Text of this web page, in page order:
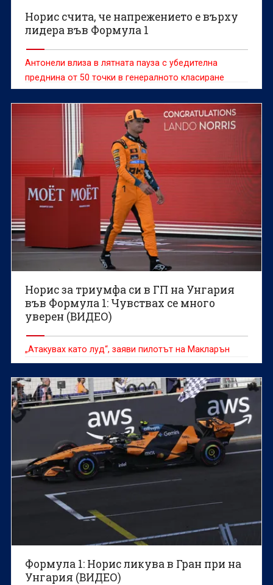
Норис счита, че напрежението е върху
лидера във Формула 1
Антонели влиза в лятната пауза с убедителна
преднина от 50 точки в генералното класиране
Норис за триумфа си в ГП на Унгария
във Формула 1: Чувствах се много
уверен (ВИДЕО)
„Атакувах като луд“, заяви пилотът на Макларън
Формула 1: Норис ликува в Гран при на
Унгария (ВИДЕО)